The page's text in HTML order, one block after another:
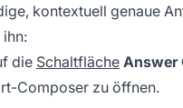
kontextuell genaue
die Schaltfläche Answer
Composer zu öffnen.